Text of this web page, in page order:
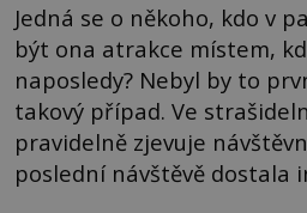
Jedná se o někoho, kdo v
být ona atrakce místem,
naposledy? Nebyl by to
takový případ. Ve
pravidelně zjevuje
poslední návštěvě dostala